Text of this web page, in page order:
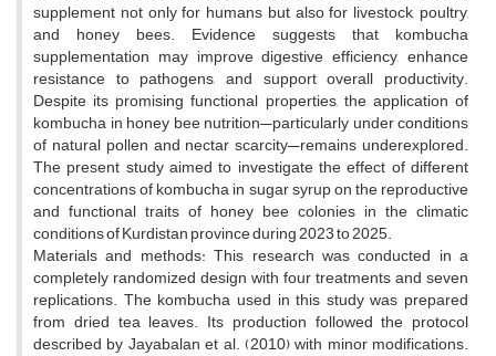
supplement not only for humans but also for livestock, poultry,
and honey bees. Evidence suggests that kombucha
supplementation may improve digestive efficiency, enhance
resistance to pathogens, and support overall productivity.
Despite its promising functional properties, the application of
kombucha in honey bee nutrition—particularly under conditions
of natural pollen and nectar scarcity—remains underexplored.
The present study aimed to investigate the effect of different
concentrations of kombucha in sugar syrup on the reproductive
and functional traits of honey bee colonies in the climatic
conditions of Kurdistan province during 2023 to 2025.
Materials and methods: This research was conducted in a
completely randomized design with four treatments and seven
replications. The kombucha used in this study was prepared
from dried tea leaves. Its production followed the protocol
described by Jayabalan et al. (2010) with minor modifications.